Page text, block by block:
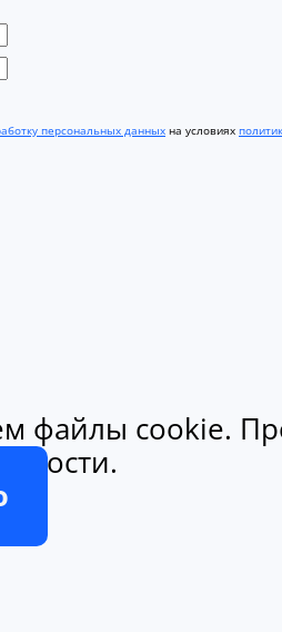
персональных данных на условиях
файлы cookie.